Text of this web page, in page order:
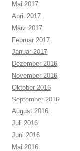
Mai 2017
April 2017
März 2017
Februar 2017
Januar 2017
Dezember 2016
November 2016
Oktober 2016
September 2016
August 2016
Juli 2016
Juni 2016
Mai 2016